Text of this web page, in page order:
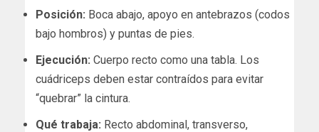
Posición: Boca abajo, apoyo en antebrazos (codos
bajo hombros) y puntas de pies.
Ejecución: Cuerpo recto como una tabla. Los
cuádriceps deben estar contraídos para evitar
“quebrar” la cintura.
Qué trabaja: Recto abdominal, transverso,